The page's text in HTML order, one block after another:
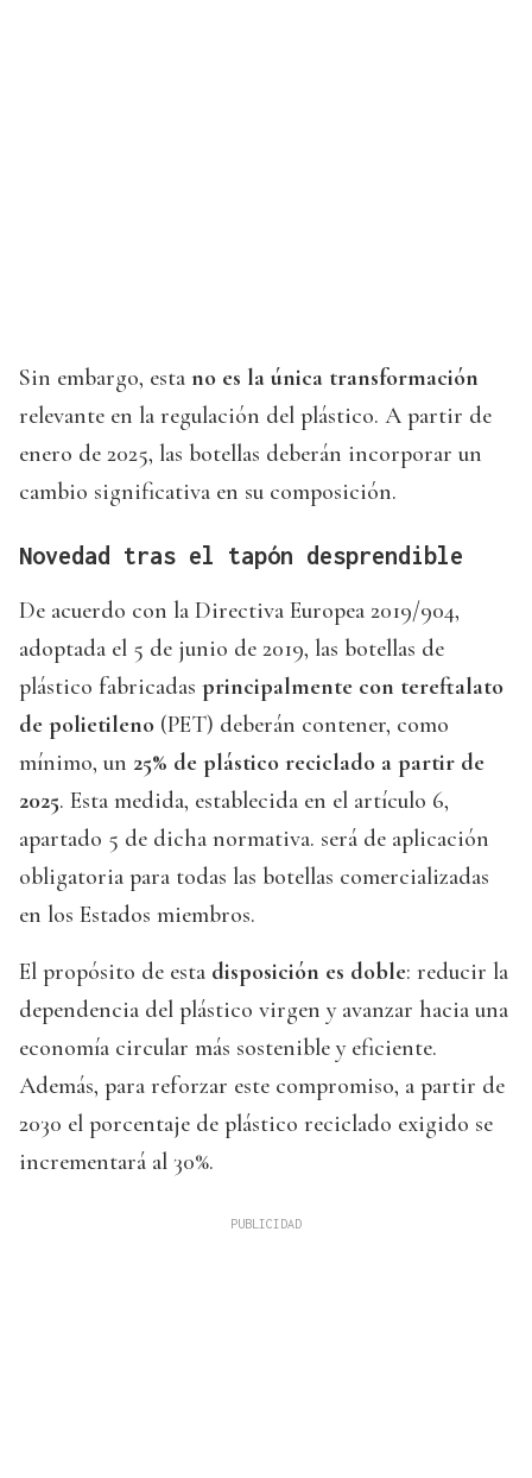
Sin embargo, esta no es la única transformación
relevante en la regulación del plástico. A partir de
enero de 2025, las botellas deberán incorporar un
cambio significativa en su composición.
Novedad tras el tapón desprendible
De acuerdo con la Directiva Europea 2019/904,
adoptada el 5 de junio de 2019, las botellas de
plástico fabricadas principalmente con tereftalato
de polietileno (PET) deberán contener, como
mínimo, un 25% de plástico reciclado a partir de
2025. Esta medida, establecida en el artículo 6,
apartado 5 de dicha normativa. será de aplicación
obligatoria para todas las botellas comercializadas
en los Estados miembros.
El propósito de esta disposición es doble: reducir la
dependencia del plástico virgen y avanzar hacia una
economía circular más sostenible y eficiente.
Además, para reforzar este compromiso, a partir de
2030 el porcentaje de plástico reciclado exigido se
incrementará al 30%.